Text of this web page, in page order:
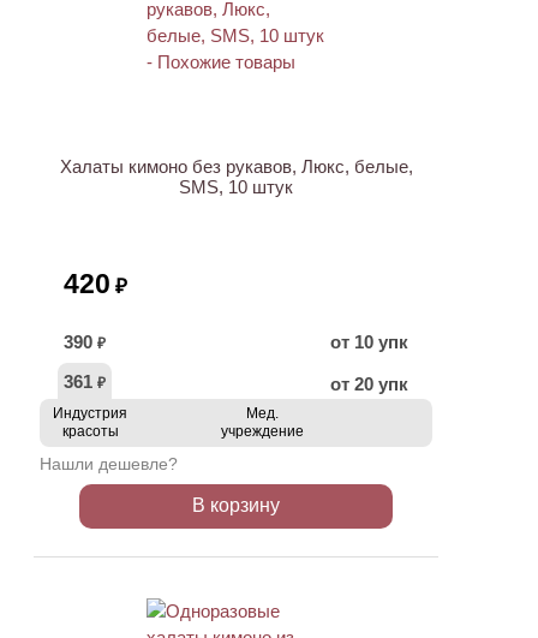
Халаты кимоно без рукавов, Люкс, белые,
SMS, 10 штук
420 ₽
390 ₽
от 10 упк
361 ₽ от 20 упк
Индустрия
красоты
Мед.
учреждение
Нашли дешевле?
В корзину